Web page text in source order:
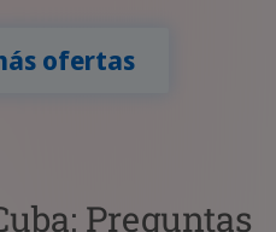
ofertas
Preguntas